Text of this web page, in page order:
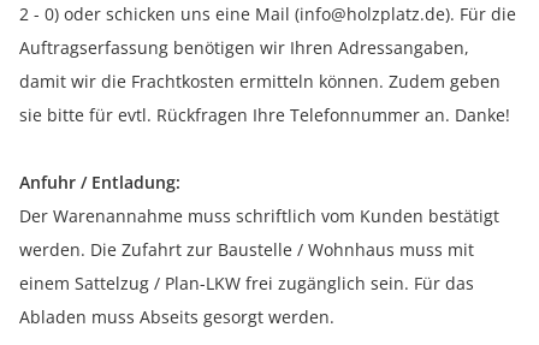
2 - 0) oder schicken uns eine Mail (info@holzplatz.de). Für die
Auftragserfassung benötigen wir Ihren Adressangaben,
damit wir die Frachtkosten ermitteln können. Zudem geben
sie bitte für evtl. Rückfragen Ihre Telefonnummer an. Danke!
Anfuhr / Entladung:
Der Warenannahme muss schriftlich vom Kunden bestätigt
werden. Die Zufahrt zur Baustelle / Wohnhaus muss mit
einem Sattelzug / Plan-LKW frei zugänglich sein. Für das
Abladen muss Abseits gesorgt werden.